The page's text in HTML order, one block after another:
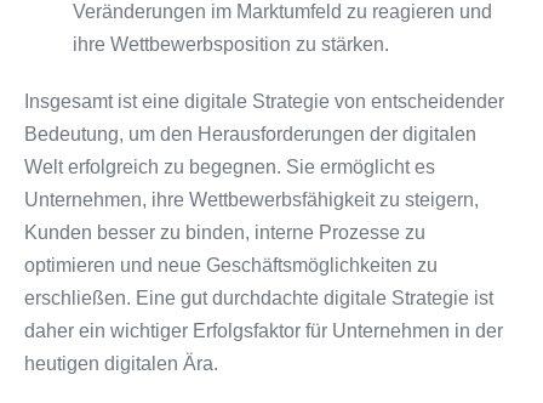
Veränderungen im Marktumfeld zu reagieren und
ihre Wettbewerbsposition zu stärken.
Insgesamt ist eine digitale Strategie von entscheidender
Bedeutung, um den Herausforderungen der digitalen
Welt erfolgreich zu begegnen. Sie ermöglicht es
Unternehmen, ihre Wettbewerbsfähigkeit zu steigern,
Kunden besser zu binden, interne Prozesse zu
optimieren und neue Geschäftsmöglichkeiten zu
erschließen. Eine gut durchdachte digitale Strategie ist
daher ein wichtiger Erfolgsfaktor für Unternehmen in der
heutigen digitalen Ära.